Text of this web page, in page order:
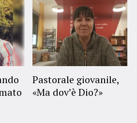
Pastorale giovanile,
«Ma dov’è Dio?»